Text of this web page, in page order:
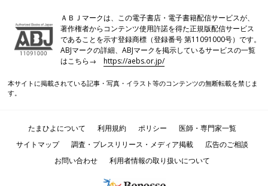
ＡＢＪマークは、この電子書店・電子書籍配信サービスが、
著作権者からコンテンツ使用許諾を得た正規版配信サービス
であることを示す登録商標（登録番号 第11091000号）です。
ABJマークの詳細、ABJマークを掲示しているサービスの一覧
はこちら→https://aebs.or.jp/
本サイトに掲載されている記事・写真・イラスト等のコンテンツの無断転載を禁じま
す。
たまひよについて 利用規約 ポリシー
医師・専門家一覧
サイトマップ
調査・プレスリリース・メディア掲載
広告のご相談
お問い合わせ
利用者情報の取り扱いについて